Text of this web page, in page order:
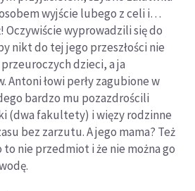
wyjście lubego z celi i…
Oczywiście wyprowadzili się do
nikt do tej jego przeszłości nie
dzieci, a ja
Antoni łowi perły zagubione w
bardzo mu pozazdrościli
(dwa fakultety) i więzy rodzinne
bez zarzutu. A jego mama? Też
to nie przedmiot i że nie można go